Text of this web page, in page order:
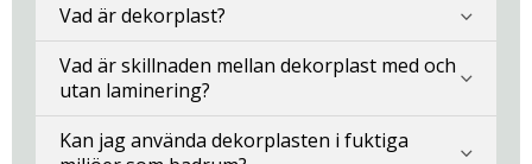
Vad är dekorplast?
Vad är skillnaden mellan dekorplast med och
utan laminering?
Kan jag använda dekorplasten i fuktiga